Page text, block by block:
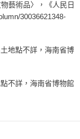
藝術品〉，《人民日
30036621348-
地點不詳，海南省博
不詳，海南省博物館